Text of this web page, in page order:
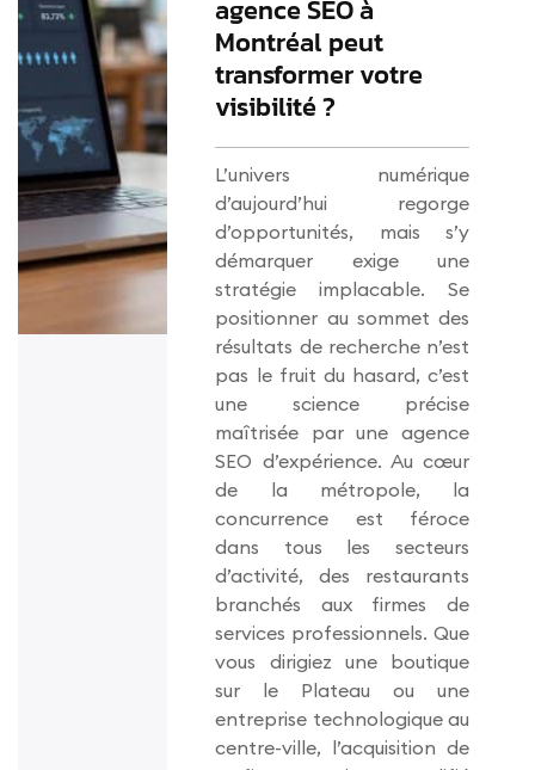
agence SEO à
Montréal peut
transformer votre
visibilité ?
L’univers numérique
d’aujourd’hui regorge
d’opportunités, mais s’y
démarquer exige une
stratégie implacable. Se
positionner au sommet des
résultats de recherche n’est
pas le fruit du hasard, c’est
une science précise
maîtrisée par une agence
SEO d’expérience. Au cœur
de la métropole, la
concurrence est féroce
dans tous les secteurs
d’activité, des restaurants
branchés aux firmes de
services professionnels. Que
vous dirigiez une boutique
sur le Plateau ou une
entreprise technologique au
centre-ville, l’acquisition de